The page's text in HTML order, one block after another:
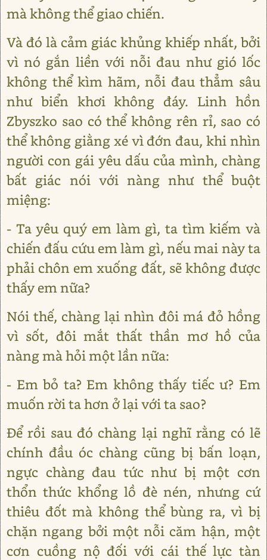
mà không thể giao chiến.
Và đó là cảm giác khủng khiếp nhất, bởi
vì nó gắn liền với nỗi đau như gió lốc
không thể kìm hãm, nỗi đau thẳm sâu
như biển khơi không đáy. Linh hồn
Zbyszko sao có thể không rên rỉ, sao có
thể không giằng xé vì đớn đau, khi nhìn
người con gái yêu dấu của mình, chàng
bất giác nói với nàng như thể buột
miệng:
- Ta yêu quý em làm gì, ta tìm kiếm và
chiến đấu cứu em làm gì, nếu mai này ta
phải chôn em xuống đất, sẽ không được
thấy em nữa?
Nói thế, chàng lại nhìn đôi má đỏ hồng
vì sốt, đôi mắt thất thần mơ hồ của
nàng mà hỏi một lần nữa:
- Em bỏ ta? Em không thấy tiếc ư? Em
muốn rời ta hơn ở lại với ta sao?
Để rồi sau đó chàng lại nghĩ rằng có lẽ
chính đầu óc chàng cũng bị bấn loạn,
ngực chàng đau tức như bị một cơn
thổn thức khổng lồ đè nén, nhưng cứ
thiêu đốt mà không thể bùng ra, vì bị
chặn ngang bởi một nỗi căm hận, một
cơn cuồng nộ đối với cái thế lực tàn